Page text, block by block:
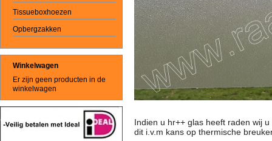
Tissueboxhoezen
Opbergzakken
Winkelwagen
Er zijn geen producten in de
winkelwagen
Indien u hr++ glas heeft raden wij
dit i.v.m kans op thermische